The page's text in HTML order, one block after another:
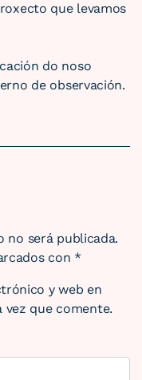
que levamos
do noso
de observación.
no será publicada.
con *
y web en
vez que comente.